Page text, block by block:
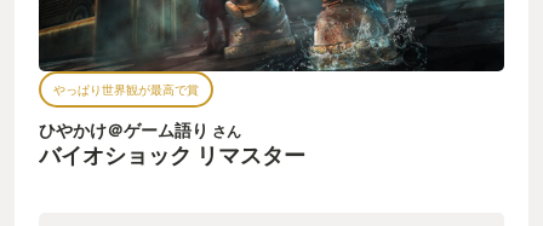
やっぱり世界観が最高で賞
ひやかけ＠ゲーム語り さん
バイオショック リマスター